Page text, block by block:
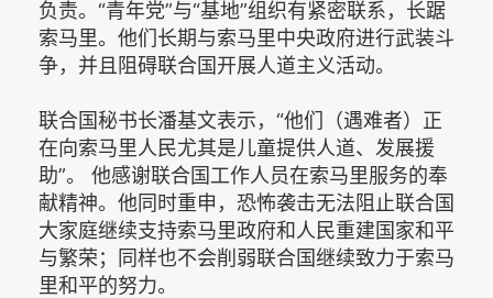
负责。“青年党”与“基地”组织有紧密联系，长踞
索马里。他们长期与索马里中央政府进行武装斗
争，并且阻碍联合国开展人道主义活动。
联合国秘书长潘基文表示，“他们（遇难者）正
在向索马里人民尤其是儿童提供人道、发展援
助”。 他感谢联合国工作人员在索马里服务的奉
献精神。他同时重申，恐怖袭击无法阻止联合国
大家庭继续支持索马里政府和人民重建国家和平
与繁荣；同样也不会削弱联合国继续致力于索马
里和平的努力。